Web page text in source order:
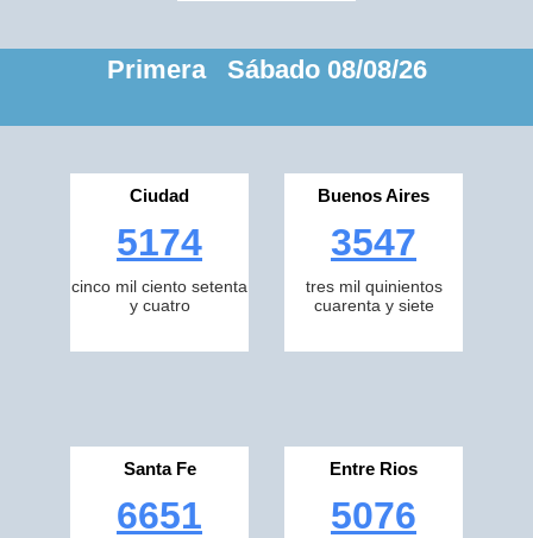
Primera Sábado 08/08/26
Ciudad
5174
cinco mil ciento setenta
y cuatro
Buenos Aires
3547
tres mil quinientos
cuarenta y siete
Santa Fe
6651
Entre Rios
5076